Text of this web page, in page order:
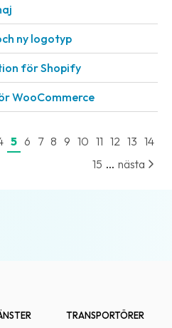
ny logotyp
för Shopify
WooCommerce
5 6 7 8 9 10 11 12 13 14
15 ... nästa
TRANSPORTÖRER